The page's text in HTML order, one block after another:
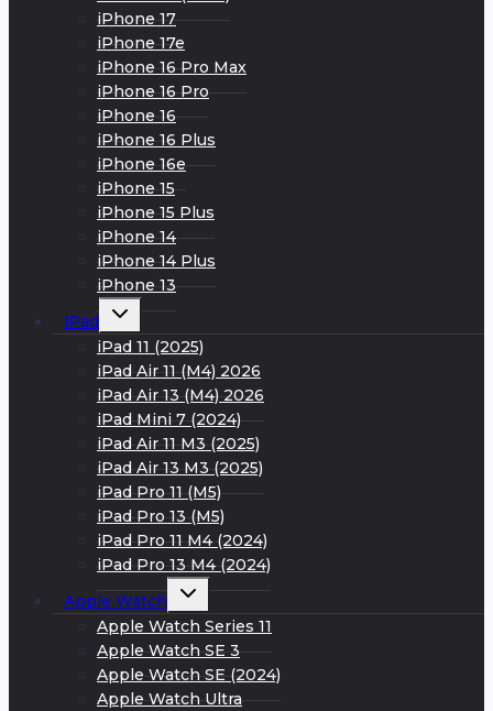
iPhone 17
iPhone 17e
iPhone 16 Pro Max
iPhone 16 Pro
iPhone 16
iPhone 16 Plus
iPhone 16e
iPhone 15
iPhone 15 Plus
iPhone 14
iPhone 14 Plus
iPhone 13
iPad
Развернуть
меню
iPad 11 (2025)
iPad Air 11 (M4) 2026
iPad Air 13 (M4) 2026
iPad Mini 7 (2024)
iPad Air 11 M3 (2025)
iPad Air 13 M3 (2025)
iPad Pro 11 (M5)
iPad Pro 13 (M5)
iPad Pro 11 M4 (2024)
iPad Pro 13 M4 (2024)
Apple Watch
Развернуть
меню
Apple Watch Series 11
Apple Watch SE 3
Apple Watch SE (2024)
Apple Watch Ultra